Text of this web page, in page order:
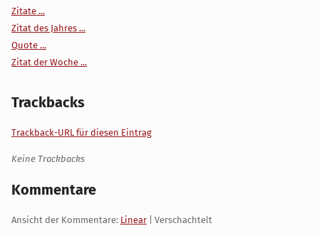
Zitate ...
Zitat des Jahres ...
Quote ...
Zitat der Woche ...
Trackbacks
Trackback-URL für diesen Eintrag
Keine Trackbacks
Kommentare
Ansicht der Kommentare: Linear | Verschachtelt